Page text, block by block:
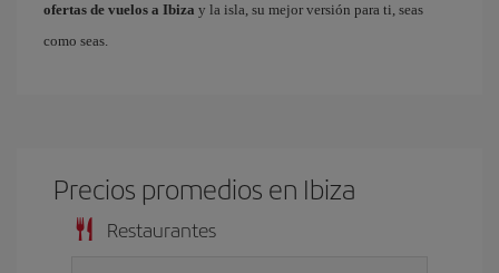
ofertas de vuelos a Ibiza y la isla, su mejor versión para ti, seas
como seas.
Precios promedios en Ibiza
Restaurantes